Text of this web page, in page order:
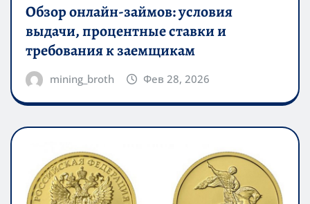
Обзор онлайн-займов: условия
выдачи, процентные ставки и
требования к заемщикам
mining_broth Фев 28, 2026